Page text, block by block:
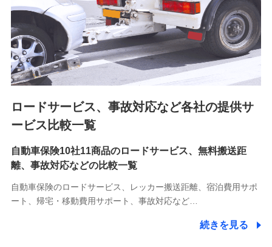
業員同士の連絡のため
8.取引先個人情報
取引先としての選定業務、営業情報の提供業務、契約締結手
続き業務、取引管理業務、およびこれらに準ずる業務の遂行
のため
9.お問い合わせ情報
各種お問い合わせに対応するため
10.受託業務の 個人情報
受託業務の遂行およびこれらに準ずる業務の遂行のため
11.マイカー通勤管理クラウド並びに法人向けASPサー
ロードサービス、事故対応など各社の提供サ
ービス比較一覧
自動車保険10社11商品のロードサービス、無料搬送距
離、事故対応などの比較一覧
自動車保険のロードサービス、レッカー搬送距離、宿泊費用サポ
ート、帰宅・移動費用サポート、事故対応など…
続きを見る